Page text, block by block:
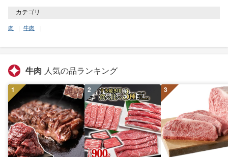
カテゴリ
肉 牛肉
牛肉 人気の品ランキング
1 2 3